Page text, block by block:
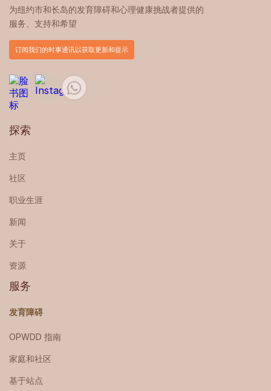
为纽约市和长岛的发育障碍和心理健康挑战者提供的
服务、支持和希望
订阅我们的时事通讯以获取更新和提示
探索
主页
社区
职业生涯
新闻
关于
资源
服务
发育障碍
OPWDD 指南
家庭和社区
基于站点